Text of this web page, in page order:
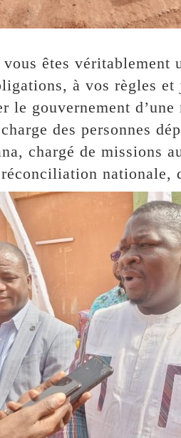
êtes véritablement
à vos règles
le gouvernement
des personnes
chargé de missions
nationale,